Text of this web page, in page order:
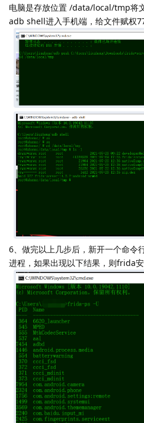
电脑是存放位置 /data/local/tmp将
adb shell进入手机端，给文件赋权
6、做完以上几步后，新开一个命
进程，如果出现以下结果，则frida安